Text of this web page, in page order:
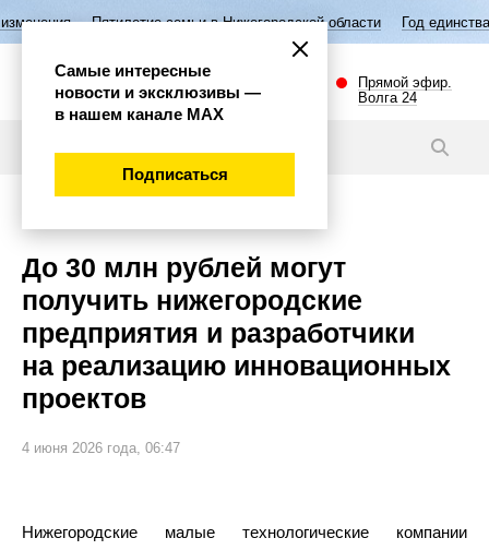
семьи в Нижегородской области Год единства народов России
Прямой эфир.
Волга 24
До 30 млн рублей могут
получить нижегородские
предприятия и разработчики
на реализацию инновационных
проектов
4 июня 2026 года, 06:47
Нижегородские малые технологические компании
Самые интересные
новости и эксклюзивы —
в нашем канале МАХ
Подписаться